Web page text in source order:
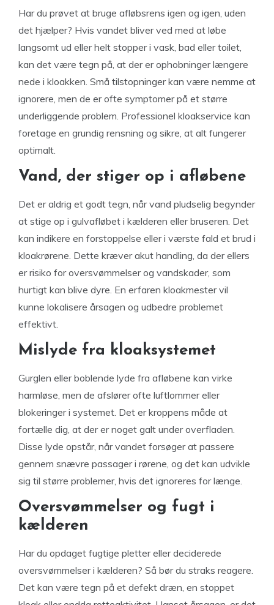
Har du prøvet at bruge afløbsrens igen og igen, uden
det hjælper? Hvis vandet bliver ved med at løbe
langsomt ud eller helt stopper i vask, bad eller toilet,
kan det være tegn på, at der er ophobninger længere
nede i kloakken. Små tilstopninger kan være nemme at
ignorere, men de er ofte symptomer på et større
underliggende problem. Professionel kloakservice kan
foretage en grundig rensning og sikre, at alt fungerer
optimalt.
Vand, der stiger op i afløbene
Det er aldrig et godt tegn, når vand pludselig begynder
at stige op i gulvafløbet i kælderen eller bruseren. Det
kan indikere en forstoppelse eller i værste fald et brud i
kloakrørene. Dette kræver akut handling, da der ellers
er risiko for oversvømmelser og vandskader, som
hurtigt kan blive dyre. En erfaren kloakmester vil
kunne lokalisere årsagen og udbedre problemet
effektivt.
Mislyde fra kloaksystemet
Gurglen eller boblende lyde fra afløbene kan virke
harmløse, men de afslører ofte luftlommer eller
blokeringer i systemet. Det er kroppens måde at
fortælle dig, at der er noget galt under overfladen.
Disse lyde opstår, når vandet forsøger at passere
gennem snævre passager i rørene, og det kan udvikle
sig til større problemer, hvis det ignoreres for længe.
Oversvømmelser og fugt i
kælderen
Har du opdaget fugtige pletter eller deciderede
oversvømmelser i kælderen? Så bør du straks reagere.
Det kan være tegn på et defekt dræn, en stoppet